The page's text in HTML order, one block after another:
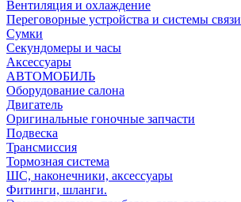
Вентиляция и охлаждение
Переговорные устройства и системы связи
Сумки
Секундомеры и часы
Аксессуары
АВТОМОБИЛЬ
Оборудование салона
Двигатель
Оригинальные гоночные запчасти
Подвеска
Трансмиссия
Тормозная система
ШС, наконечники, аксессуары
Фитинги, шланги.